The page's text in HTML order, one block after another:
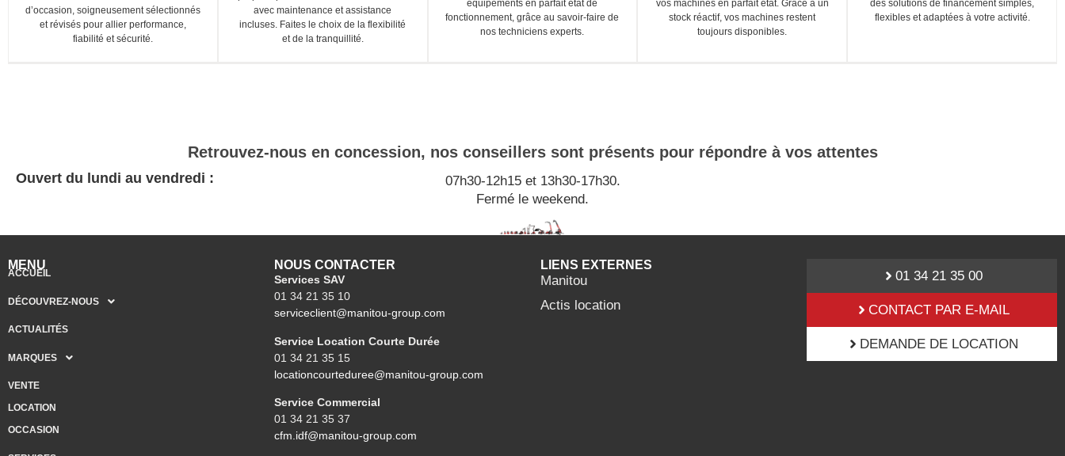
d’occasion, soigneusement sélectionnés
et révisés pour allier performance,
fiabilité et sécurité.
avec maintenance et assistance
incluses. Faites le choix de la flexibilité
et de la tranquillité.
équipements en parfait état de
fonctionnement, grâce au savoir-faire de
nos techniciens experts.
vos machines en parfait état. Grâce à un
stock réactif, vos machines restent
toujours disponibles.
des solutions de financement simples,
flexibles et adaptées à votre activité.
Retrouvez-nous en concession, nos conseillers sont présents pour répondre à vos attentes
Ouvert du lundi au vendredi :
07h30-12h15 et 13h30-17h30.
Fermé le weekend.
MENU
ACCUEIL
DÉCOUVREZ-NOUS
ACTUALITÉS
MARQUES
VENTE
LOCATION
OCCASION
NOUS CONTACTER
Services SAV
01 34 21 35 10
serviceclient@manitou-group.com
Service Location Courte Durée
01 34 21 35 15
locationcourteduree@manitou-group.com
Service Commercial
01 34 21 35 37
cfm.idf@manitou-group.com
LIENS EXTERNES
Manitou
Actis location
01 34 21 35 00
CONTACT PAR E-MAIL
DEMANDE DE LOCATION